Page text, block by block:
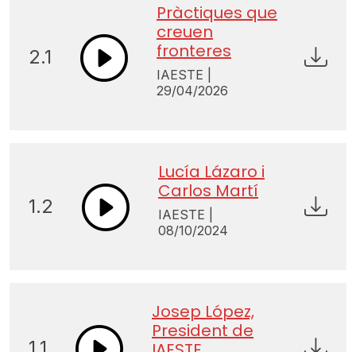
2.1
Pràctiques que
creuen
fronteres
IAESTE |
29/04/2026
1.2
Lucía Lázaro i
Carlos Martí
IAESTE |
08/10/2024
Josep López,
President de